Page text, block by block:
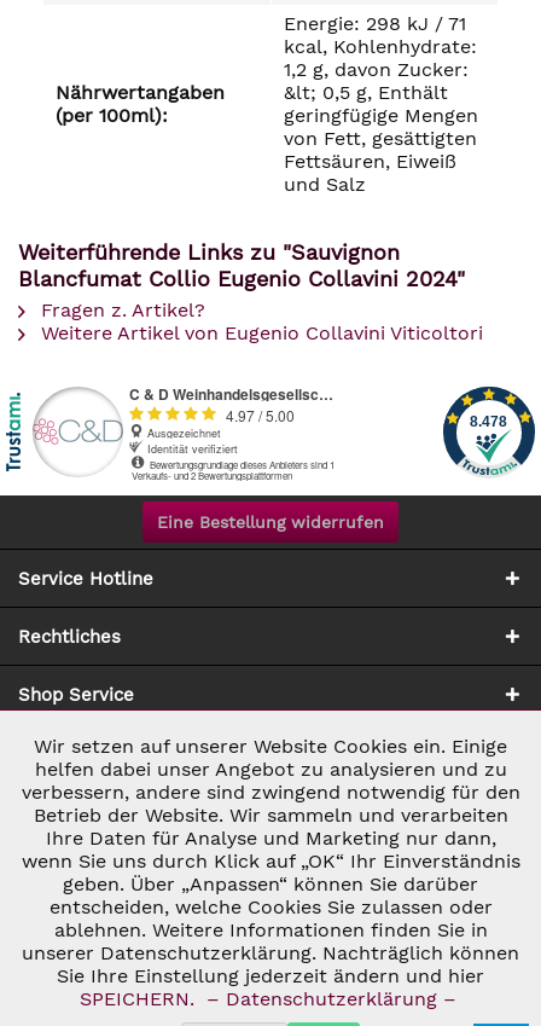
Nährwertangaben
(per 100ml):
Energie: 298 kJ / 71
kcal, Kohlenhydrate:
1,2 g, davon Zucker:
&lt; 0,5 g, Enthält
geringfügige Mengen
von Fett, gesättigten
Fettsäuren, Eiweiß
und Salz
Weiterführende Links zu "Sauvignon
Blancfumat Collio Eugenio Collavini 2024"
Fragen z. Artikel?
Weitere Artikel von Eugenio Collavini Viticoltori
Eine Bestellung widerrufen
Service Hotline
Rechtliches
Shop Service
Zahlung & Versand
* ALLE PREISE INKL. GESETZL. UMSATZSTEUER ZZGL.
VERSANDKOSTEN UND GGF. NACHNAHMEGEBÜHREN, WENN NICHT
ANDERS BESCHRIEBEN
© 2026 C&D WEINHANDEL - ALL RIGHTS RESERVED. THEME BY
THEMEWARE®
Notwendig Aktiv
Marketing Inaktiv
Tracking Inaktiv
Personalisierung Inaktiv
Wir setzen auf unserer Website Cookies ein. Einige
helfen dabei unser Angebot zu analysieren und zu
verbessern, andere sind zwingend notwendig für den
Betrieb der Website. Wir sammeln und verarbeiten
Ihre Daten für Analyse und Marketing nur dann,
wenn Sie uns durch Klick auf „OK“ Ihr Einverständnis
geben. Über „Anpassen“ können Sie darüber
entscheiden, welche Cookies Sie zulassen oder
ablehnen. Weitere Informationen finden Sie in
unserer Datenschutzerklärung. Nachträglich können
Sie Ihre Einstellung jederzeit ändern und hier
SPEICHERN.
– Datenschutzerklärung –